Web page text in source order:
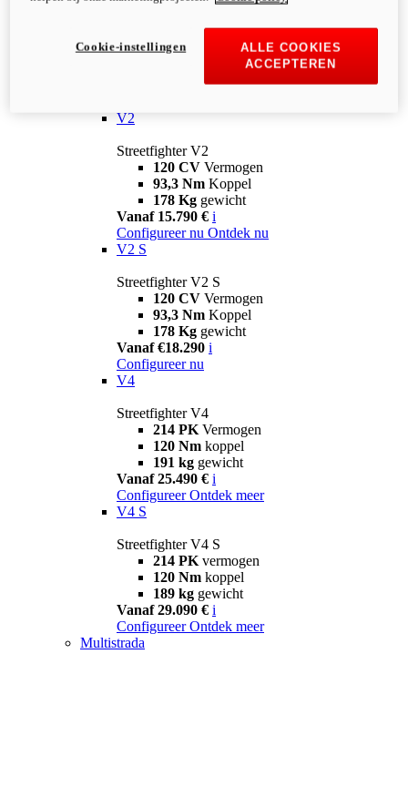
V2
Streetfighter V2
120 CV Vermogen
93,3 Nm Koppel
178 Kg gewicht
Vanaf 15.790 € i
Configureer nu Ontdek nu
V2 S
Streetfighter V2 S
120 CV Vermogen
93,3 Nm Koppel
178 Kg gewicht
Vanaf €18.290 i
Configureer nu
V4
Streetfighter V4
214 PK Vermogen
120 Nm koppel
191 kg gewicht
Vanaf 25.490 € i
Configureer Ontdek meer
V4 S
Streetfighter V4 S
214 PK vermogen
120 Nm koppel
189 kg gewicht
Vanaf 29.090 € i
Configureer Ontdek meer
Multistrada
ALLE COOKIES
ACCEPTEREN
Cookie-instellingen